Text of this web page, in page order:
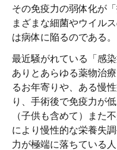
その免疫力の弱体化が
まざまな細菌やウイル
は病体に陥るのである。
最近騒がれている「感
ありとあらゆる薬物治
るお年寄りや、ある慢
り、手術後で免疫力が
（子供も含めて）また
により慢性的な栄養失
力が極端に落ちている人